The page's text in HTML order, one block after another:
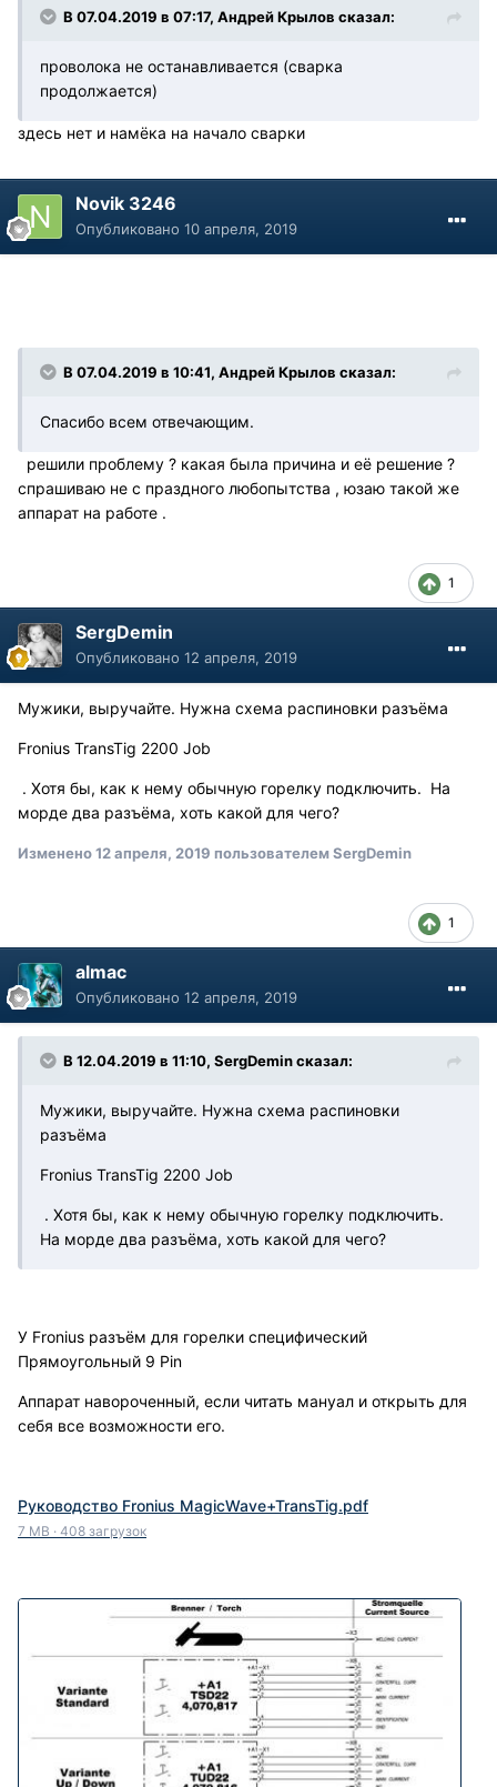
В 07.04.2019 в 07:17, Андрей Крылов сказал:
проволока не останавливается (сварка
продолжается)
здесь нет и намёка на начало сварки
Novik 3246
Опубликовано 10 апреля, 2019
В 07.04.2019 в 10:41, Андрей Крылов сказал:
Спасибо всем отвечающим.
решили проблему ? какая была причина и её решение ?
спрашиваю не с праздного любопытства , юзаю такой же
аппарат на работе .
1
SergDemin
Опубликовано 12 апреля, 2019
Мужики, выручайте. Нужна схема распиновки разъёма
Fronius TransTig 2200 Job
. Хотя бы, как к нему обычную горелку подключить. На
морде два разъёма, хоть какой для чего?
Изменено12 апреля, 2019 пользователем SergDemin
1
almac
Опубликовано 12 апреля, 2019
В 12.04.2019 в 11:10, SergDemin сказал:
Мужики, выручайте. Нужна схема распиновки
разъёма
Fronius TransTig 2200 Job
. Хотя бы, как к нему обычную горелку подключить.
На морде два разъёма, хоть какой для чего?
У Fronius разъём для горелки специфический
Прямоугольный 9 Pin
Аппарат навороченный, если читать мануал и открыть для
себя все возможности его.
Руководство Fronius MagicWave+TransTig.pdf
7 MB · 408 загрузок